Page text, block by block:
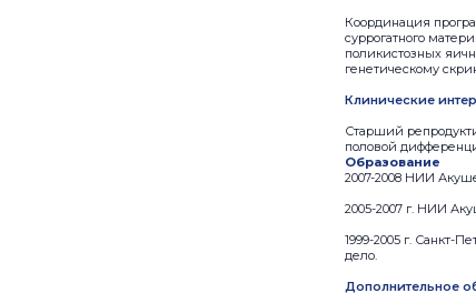
Координация
суррогатного
поликистозных
генетическому
Клинические
Старший
половой
Образование
2007-2008 НИИ
2005-2007 г. НИИ
1999-2005 г. Санкт-
дело.
Дополнительное